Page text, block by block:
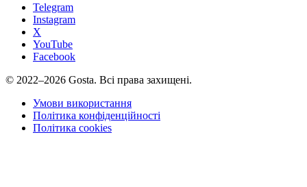
Telegram
Instagram
X
YouTube
Facebook
© 2022–2026 Gosta. Всі права захищені.
Умови використання
Політика конфіденційності
Політика cookies